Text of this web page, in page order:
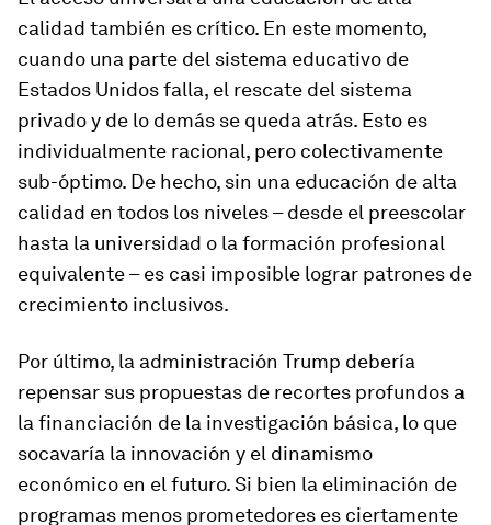
calidad también es crítico. En este momento,
cuando una parte del sistema educativo de
Estados Unidos falla, el rescate del sistema
privado y de lo demás se queda atrás. Esto es
individualmente racional, pero colectivamente
sub-óptimo. De hecho, sin una educación de alta
calidad en todos los niveles – desde el preescolar
hasta la universidad o la formación profesional
equivalente – es casi imposible lograr patrones de
crecimiento inclusivos.
Por último, la administración Trump debería
repensar sus propuestas de recortes profundos a
la financiación de la investigación básica, lo que
socavaría la innovación y el dinamismo
económico en el futuro. Si bien la eliminación de
programas menos prometedores es ciertamente